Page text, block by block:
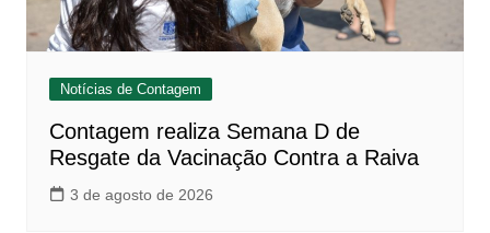
Notícias de Contagem
Contagem realiza Semana D de
Resgate da Vacinação Contra a Raiva
3 de agosto de 2026